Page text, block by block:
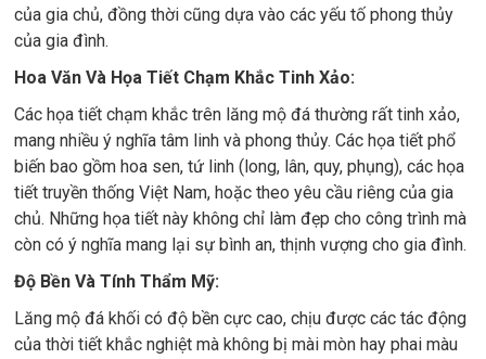
của gia chủ, đồng thời cũng dựa vào các yếu tố phong thủy
của gia đình.
Hoa Văn Và Họa Tiết Chạm Khắc Tinh Xảo:
Các họa tiết chạm khắc trên lăng mộ đá thường rất tinh xảo,
mang nhiều ý nghĩa tâm linh và phong thủy. Các họa tiết phổ
biến bao gồm hoa sen, tứ linh (long, lân, quy, phụng), các họa
tiết truyền thống Việt Nam, hoặc theo yêu cầu riêng của gia
chủ. Những họa tiết này không chỉ làm đẹp cho công trình mà
còn có ý nghĩa mang lại sự bình an, thịnh vượng cho gia đình.
Độ Bền Và Tính Thẩm Mỹ:
Lăng mộ đá khối có độ bền cực cao, chịu được các tác động
của thời tiết khắc nghiệt mà không bị mài mòn hay phai màu